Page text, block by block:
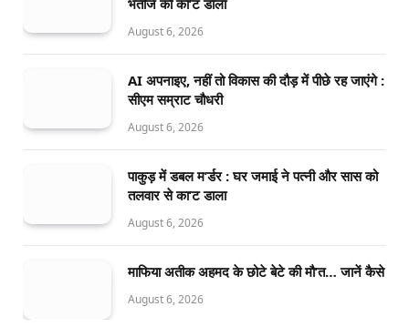
भतीजे को का’ट डाला
August 6, 2026
AI अपनाइए, नहीं तो विकास की दौड़ में पीछे रह जाएंगे :
सीएम सम्राट चौधरी
August 6, 2026
पाकुड़ में डबल म’र्डर : घर जमाई ने पत्नी और सास को
तलवार से का’ट डाला
August 6, 2026
माफिया अतीक अहमद के छोटे बेटे की मौ’त… जानें कैसे
August 6, 2026